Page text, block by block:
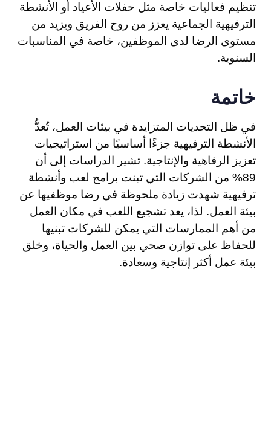
تنظيم فعاليات خاصة مثل حفلات الأعياد أو الأنشطة
الترفيهية الجماعية يعزز من روح الفريق ويزيد من
مستوى الرضا لدى الموظفين، خاصة في المناسبات
السنوية.
خاتمة
في ظل التحديات المتزايدة في بيئات العمل، تُعدُّ
الأنشطة الترفيهية جزءًا أساسيًا من استراتيجيات
تعزيز الرفاهية والإنتاجية. تشير الدراسات إلى أن
89% من الشركات التي تبنت برامج لعب وأنشطة
ترفيهية شهدت زيادة ملحوظة في رضا موظفيها عن
بيئة العمل. لذا، يعد تشجيع اللعب في مكان العمل
من أهم الممارسات التي يمكن للشركات تبنيها
للحفاظ على توازن صحي بين العمل والحياة، وخلق
بيئة عمل أكثر إنتاجية وسعادة.